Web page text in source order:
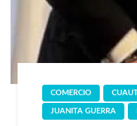
COMERCIO
JUANITA GUERRA